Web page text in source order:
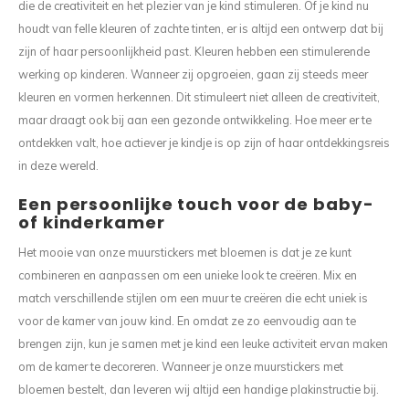
die de creativiteit en het plezier van je kind stimuleren. Of je kind nu
houdt van felle kleuren of zachte tinten, er is altijd een ontwerp dat bij
zijn of haar persoonlijkheid past. Kleuren hebben een stimulerende
werking op kinderen. Wanneer zij opgroeien, gaan zij steeds meer
kleuren en vormen herkennen. Dit stimuleert niet alleen de creativiteit,
maar draagt ook bij aan een gezonde ontwikkeling. Hoe meer er te
ontdekken valt, hoe actiever je kindje is op zijn of haar ontdekkingsreis
in deze wereld.
Een persoonlijke touch voor de baby-
of kinderkamer
Het mooie van onze muurstickers met bloemen is dat je ze kunt
combineren en aanpassen om een unieke look te creëren. Mix en
match verschillende stijlen om een muur te creëren die echt uniek is
voor de kamer van jouw kind. En omdat ze zo eenvoudig aan te
brengen zijn, kun je samen met je kind een leuke activiteit ervan maken
om de kamer te decoreren. Wanneer je onze muurstickers met
bloemen bestelt, dan leveren wij altijd een handige plakinstructie bij.